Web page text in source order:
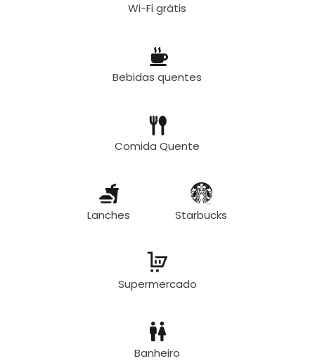
Wi-Fi grátis
Bebidas quentes
Comida Quente
Lanches Starbucks
Supermercado
Banheiro